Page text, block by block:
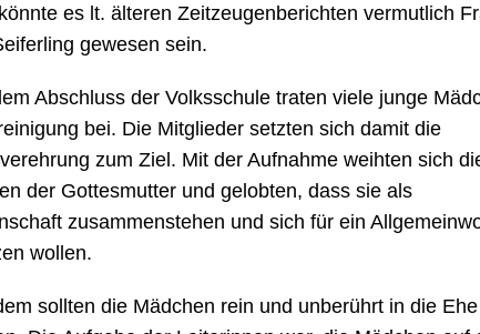
es lt. älteren Zeitzeugenberichten vermutlich
gewesen sein.
Abschluss der Volksschule traten viele junge
bei. Die Mitglieder setzten sich damit die
zum Ziel. Mit der Aufnahme weihten sich
der Gottesmutter und gelobten, dass sie als
zusammenstehen und sich für ein
wollen.
sollten die Mädchen rein und unberührt in die Ehe